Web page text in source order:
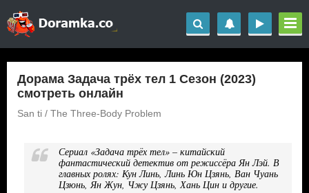
Дорама Задача трёх тел 1 Сезон (2023)
смотреть онлайн
San ti / The Three-Body Problem
Сериал «Задача трёх тел» – китайский
фантастический детектив от режиссёра Ян Лэй. В
главных ролях: Кун Линь, Линь Юн Цзянь, Ван Чуань
Цзюнь, Ян Жун, Чжу Цзянь, Хань Цин и другие.